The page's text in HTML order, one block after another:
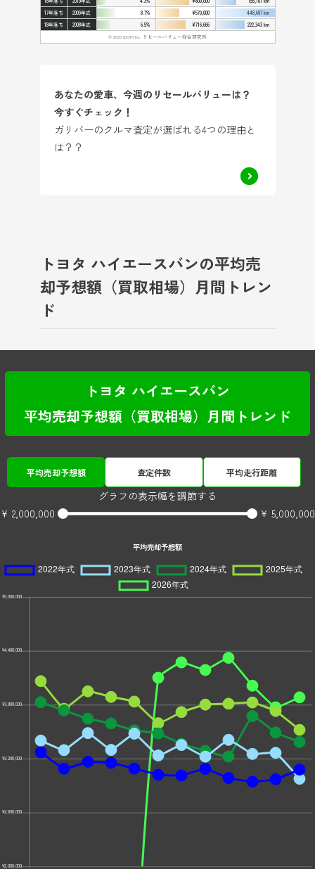
17年落ち
2009年式 8.7% ¥570,000
448,687 km
18年落ち
2008年式 6.5% ¥716,666
222,343 km
© 2026 IDOM Inc. リセールバリュー総合研究所
あなたの愛車、今週のリセールバリューは？
今すぐチェック！
ガリバーのクルマ査定が選ばれる4つの理由と
は？？
トヨタ ハイエースバンの平均売
却予想額（買取相場）月間トレン
ド
トヨタ ハイエースバン
平均売却予想額（買取相場）月間トレンド
平均売却予想額 査定件数 平均走行距離
グラフの表示幅を調節する
¥ 2,000,000
¥ 5,000,000